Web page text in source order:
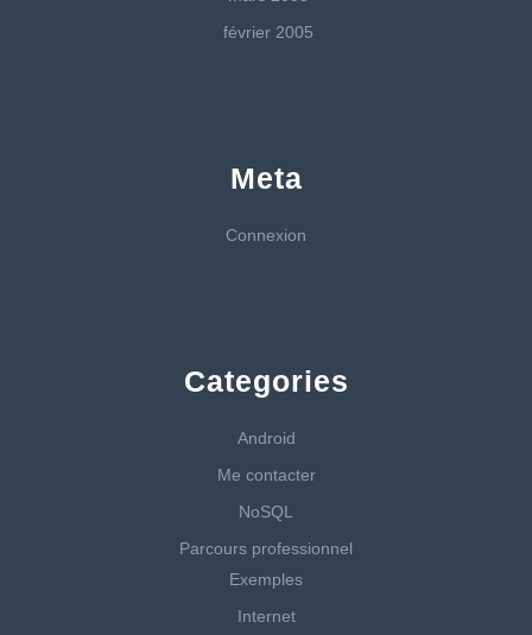
février 2005
Meta
Connexion
Categories
Android
Me contacter
NoSQL
Parcours professionnel
Exemples
Internet